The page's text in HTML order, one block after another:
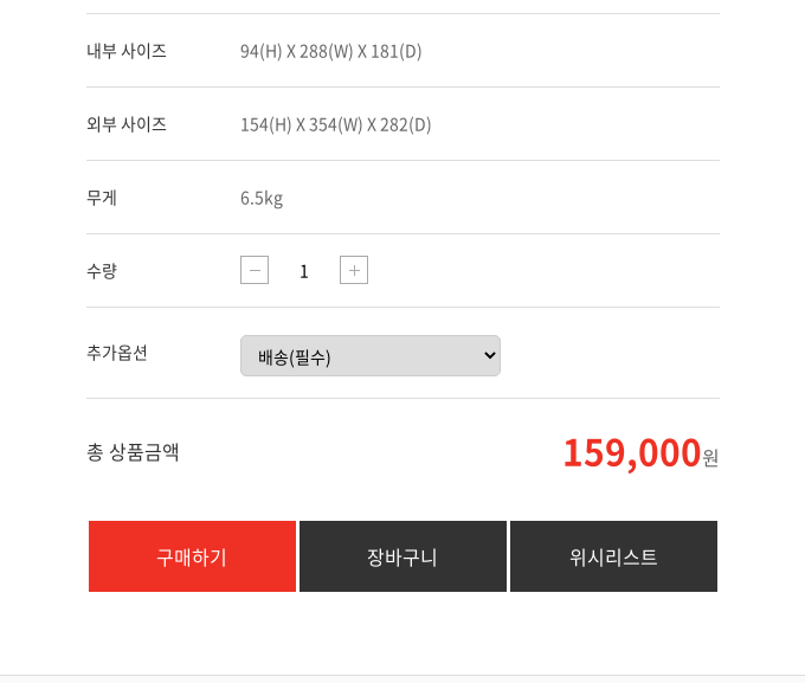
내부 사이즈 94(H) X 288(W) X 181(D)
외부 사이즈 154(H) X 354(W) X 282(D)
무게 6.5kg
수량
추가옵션
총 상품금액 159,000원
구매하기 장바구니 위시리스트